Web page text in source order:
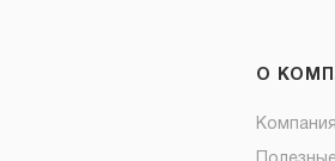
О
Компания